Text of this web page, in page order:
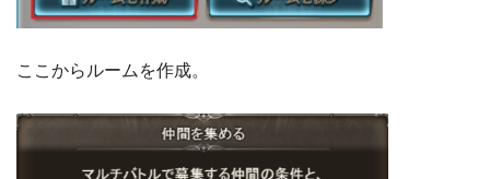
ここからルームを作成。